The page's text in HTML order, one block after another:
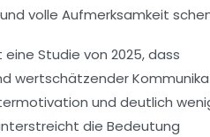
volle Aufmerksamkeit
Studie von 2025, dass
wertschätzender
und deutlich
die Bedeutung